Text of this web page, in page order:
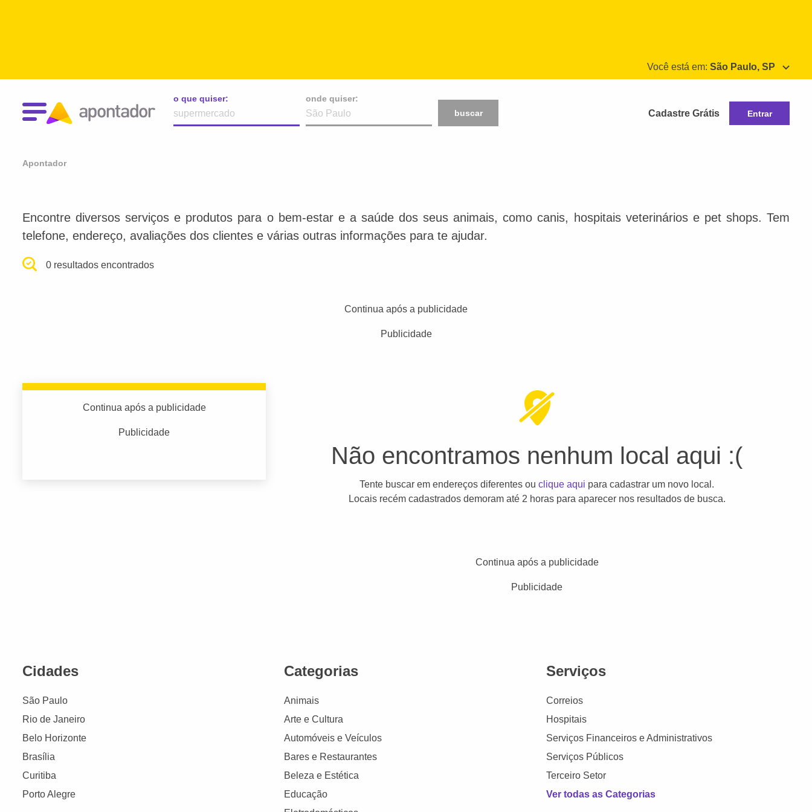
Você está em: São Paulo, SP
o que quiser:
onde quiser:
buscar
Cadastre Grátis Entrar
Apontador
Encontre diversos serviços e produtos para o bem-estar e a saúde dos seus animais, como canis, hospitais veterinários e pet shops. Tem
telefone, endereço, avaliações dos clientes e várias outras informações para te ajudar.
0 resultados encontrados
Continua após a publicidade
Publicidade
Continua após a publicidade
Publicidade
Não encontramos nenhum local aqui :(
Tente buscar em endereços diferentes ouclique aqui para cadastrar um novo local.
Locais recém cadastrados demoram até 2 horas para aparecer nos resultados de busca.
Continua após a publicidade
Publicidade
Cidades
São Paulo
Rio de Janeiro
Belo Horizonte
Brasília
Curitiba
Porto Alegre
Categorias
Animais
Arte e Cultura
Automóveis e Veículos
Bares e Restaurantes
Beleza e Estética
Educação
Serviços
Correios
Hospitais
Serviços Financeiros e Administrativos
Serviços Públicos
Terceiro Setor
Ver todas as Categorias